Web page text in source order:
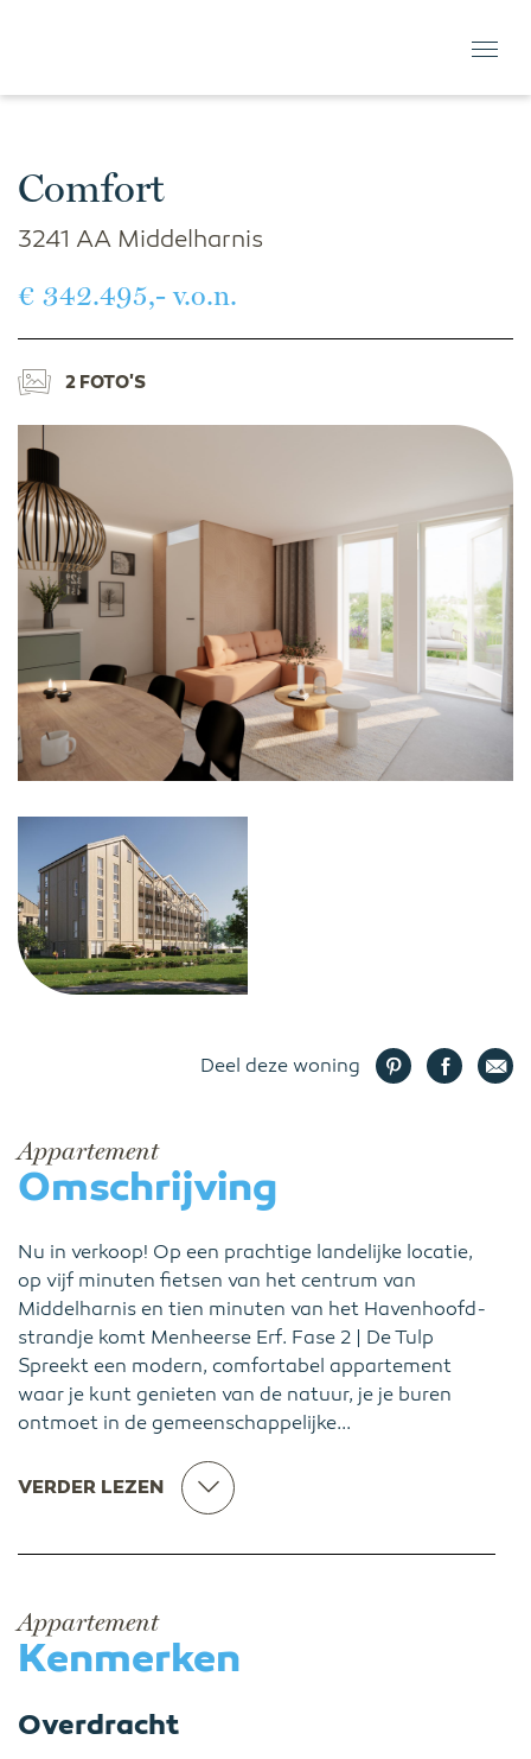
Comfort
3241 AA Middelharnis
€ 342.495,- v.o.n.
2 FOTO'S
Deel deze woning
Appartement
Omschrijving
Nu in verkoop! Op een prachtige landelijke locatie,
op vijf minuten fietsen van het centrum van
Middelharnis en tien minuten van het Havenhoofd-
strandje komt Menheerse Erf. Fase 2 | De Tulp
Spreekt een modern, comfortabel appartement
waar je kunt genieten van de natuur, je je buren
ontmoet in de gemeenschappelijke...
VERDER LEZEN
Appartement
Kenmerken
Overdracht